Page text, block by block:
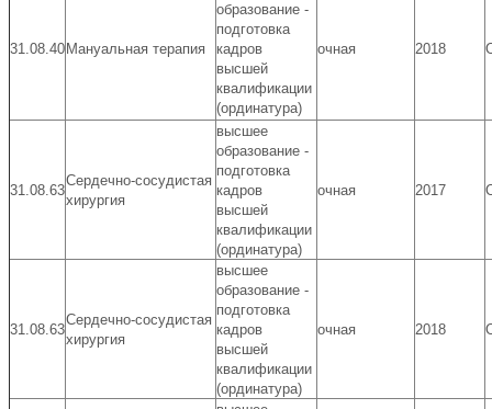
31.08.40 Мануальная терапия
образование -
подготовка
кадров
высшей
квалификации
(ординатура)
очная 2018
31.08.63
Сердечно-сосудистая
хирургия
высшее
образование -
подготовка
кадров
высшей
квалификации
(ординатура)
очная 2017
31.08.63
Сердечно-сосудистая
хирургия
высшее
образование -
подготовка
кадров
высшей
квалификации
(ординатура)
очная 2018